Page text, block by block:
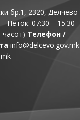
бр.1, 2320, Делчево
Петок: 07:30 – 15:30
часот) Телефон /
info@delcevo.gov.mk